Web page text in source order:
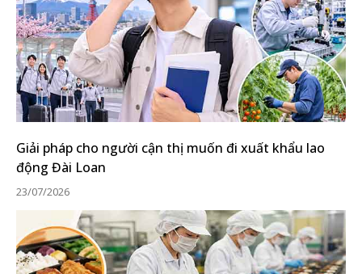
Giải pháp cho người cận thị muốn đi xuất khẩu lao
động Đài Loan
23/07/2026